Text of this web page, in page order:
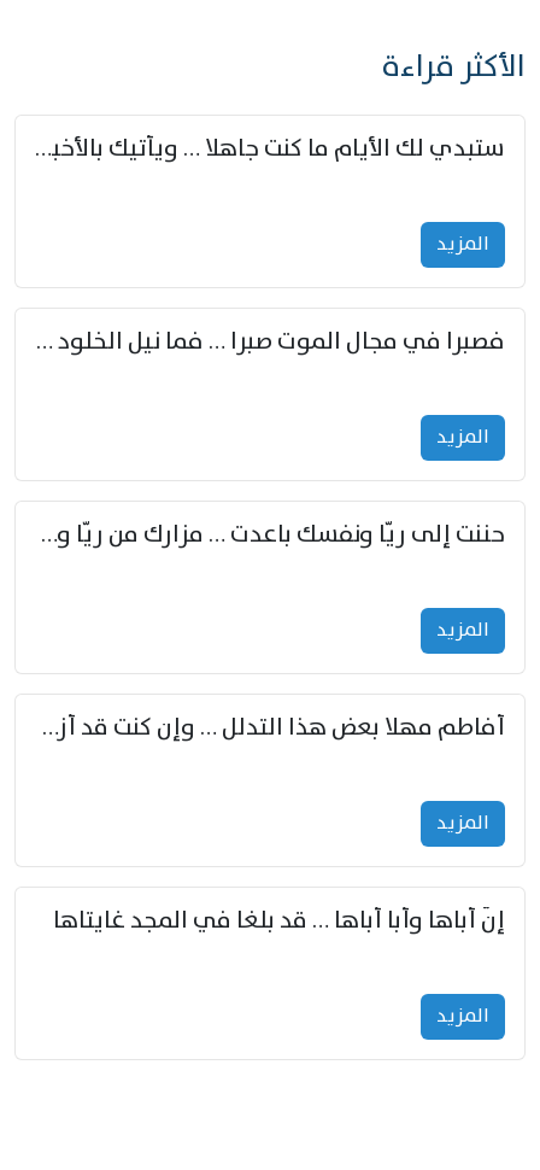
الأكثر قراءة
ستبدي لك الأيام ما كنت جاهلا … ويأتيك بالأخبار من لم تزوّد
المزید
فصبرا في مجال الموت صبرا … فما نيل الخلود بمستطاع
المزید
حننت إلى ريّا ونفسك باعدت … مزارك من ريّا وشعباكما معا
المزید
أفاطم مهلا بعض هذا التدلل … وإن كنت قد أزمعت صرمي فأجملي
المزید
إنّ أباها وأبا أباها … قد بلغا في المجد غايتاها
المزید